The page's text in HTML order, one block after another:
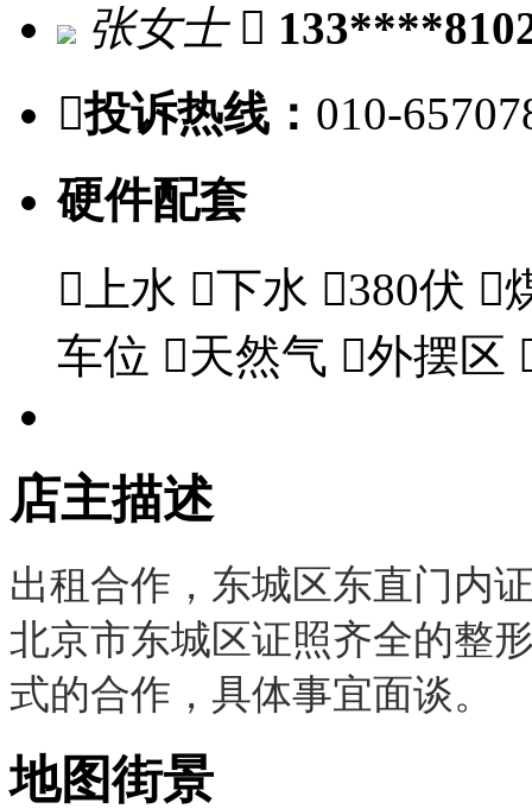
张女士 
投诉热线： 010-
硬件配套
 上水 下水 380伏 
车位 天然气 外摆区
店主描述
出租合作，东城区东直门
北京市东城区证照齐全的整
式的合作，具体事宜面谈。
地图街景